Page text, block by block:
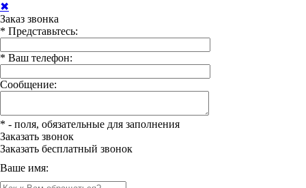
✖
Заказ звонка
* Представьтесь:
* Ваш телефон:
Сообщение:
* - поля, обязательные для заполнения
Заказать звонок
Заказать бесплатный звонок
Ваше имя: